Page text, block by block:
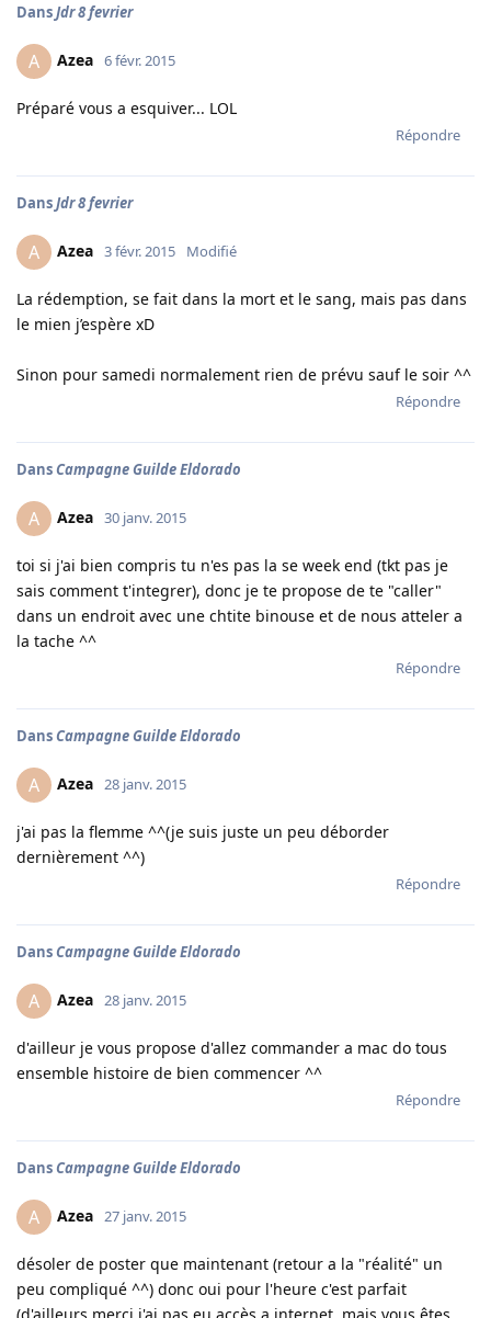
DansJdr 8 fevrier
A Azea 6 févr. 2015
Préparé vous a esquiver... LOL
Répondre
DansJdr 8 fevrier
A Azea 3 févr. 2015 Modifié
La rédemption, se fait dans la mort et le sang, mais pas dans
le mien j’espère xD
Sinon pour samedi normalement rien de prévu sauf le soir ^^
Répondre
DansCampagne Guilde Eldorado
A Azea 30 janv. 2015
toi si j'ai bien compris tu n'es pas la se week end (tkt pas je
sais comment t'integrer), donc je te propose de te "caller"
dans un endroit avec une chtite binouse et de nous atteler a
la tache ^^
Répondre
DansCampagne Guilde Eldorado
A Azea 28 janv. 2015
j'ai pas la flemme ^^(je suis juste un peu déborder
dernièrement ^^)
Répondre
DansCampagne Guilde Eldorado
A Azea 28 janv. 2015
d'ailleur je vous propose d'allez commander a mac do tous
ensemble histoire de bien commencer ^^
Répondre
DansCampagne Guilde Eldorado
A Azea 27 janv. 2015
désoler de poster que maintenant (retour a la "réalité" un
peu compliqué ^^) donc oui pour l'heure c'est parfait